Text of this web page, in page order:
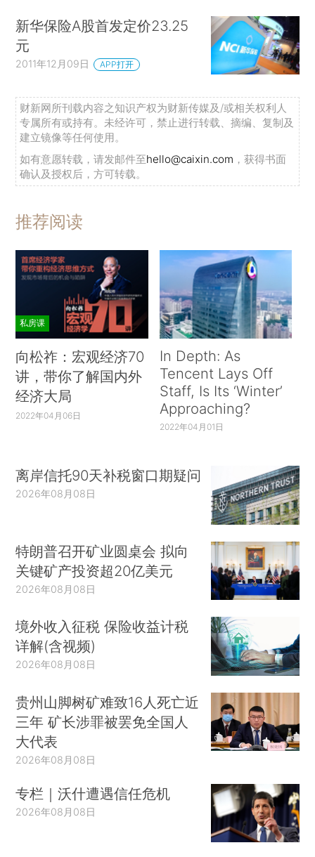
新华保险A股首发定价23.25
元
2011年12月09日 APP打开
财新网所刊载内容之知识产权为财新传媒及/或相关权利人
专属所有或持有。未经许可，禁止进行转载、摘编、复制及
建立镜像等任何使用。
如有意愿转载，请发邮件至hello@caixin.com ，获得书面
确认及授权后，方可转载。
推荐阅读
私房课
向松祚：宏观经济70
讲，带你了解国内外
经济大局
2022年04月06日
In Depth: As
Tencent Lays Off
Staff, Is Its ‘Winter’
Approaching?
2022年04月01日
离岸信托90天补税窗口期疑问
2026年08月08日
特朗普召开矿业圆桌会 拟向
关键矿产投资超20亿美元
2026年08月08日
境外收入征税 保险收益计税
详解(含视频)
2026年08月08日
贵州山脚树矿难致16人死亡近
三年 矿长涉罪被罢免全国人
大代表
2026年08月08日
专栏｜沃什遭遇信任危机
2026年08月08日